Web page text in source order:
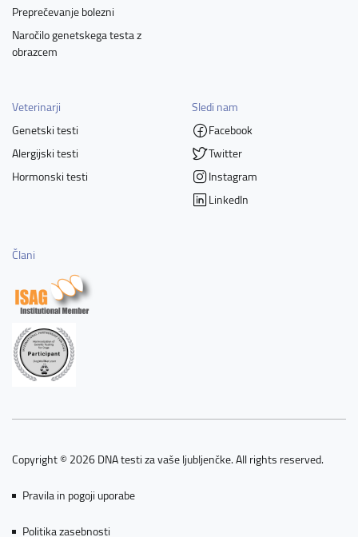
Preprečevanje bolezni
Naročilo genetskega testa z
obrazcem
Veterinarji
Genetski testi
Alergijski testi
Hormonski testi
Sledi nam
Facebook
Twitter
Instagram
LinkedIn
Člani
Copyright © 2026 DNA testi za vaše ljubljenčke. All rights reserved.
Pravila in pogoji uporabe
Politika zasebnosti